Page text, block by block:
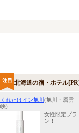
北海道の宿・ホテル
くれたけイン旭川 (旭川・層雲
峡)
女性限定プラ
ン！